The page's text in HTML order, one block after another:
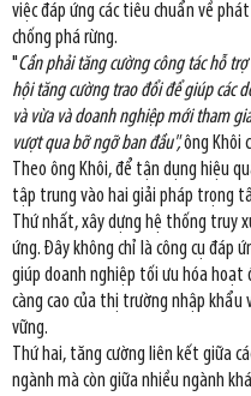
việc đáp ứng các tiêu chuẩn về
chống phá rừng.
"Cần phải tăng cường công tác hỗ
hội tăng cường trao đổi để giúp các
và vừa và doanh nghiệp mới tham
vượt qua bỡ ngỡ ban đầu",ông Khôi
Theo ông Khôi, để tận dụng hiệu
tập trung vào hai giải pháp trọng
Thứ nhất, xây dựng hệ thống truy
ứng. Đây không chỉ là công cụ đáp
giúp doanh nghiệp tối ưu hóa hoạt
càng cao của thị trường nhập
vững.
Thứ hai, tăng cường liên kết giữa
ngành mà còn giữa nhiều ngành